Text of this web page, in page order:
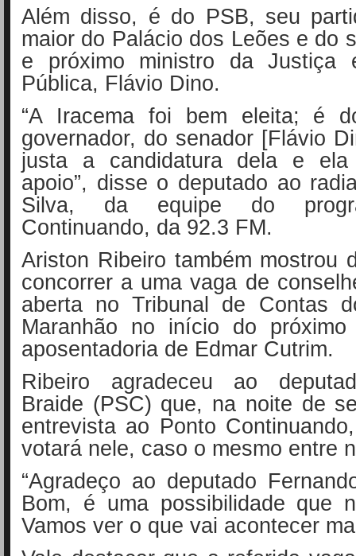
Além disso, é do PSB, seu
maior do Palácio dos Leões e do
e próximo ministro da Justiça
Pública, Flávio Dino.
“A Iracema foi bem eleita; é
governador, do senador [Flávio
justa a candidatura dela e
apoio”, disse o deputado ao
Silva, da equipe do
Continuando, da 92.3 FM.
Ariston Ribeiro também mostrou
concorrer a uma vaga de
aberta no Tribunal de Contas
Maranhão no início do
aposentadoria de Edmar Cutrim.
Ribeiro agradeceu ao
Braide (PSC) que, na noite de
entrevista ao Ponto
votará nele, caso o mesmo entre
“Agradeço ao deputado
Bom, é uma possibilidade que
Vamos ver o que vai acontecer